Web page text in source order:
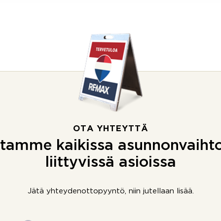
OTA YHTEYTTÄ
kaikissa
liittyvissä asioissa
Jätä yhteydenottopyyntö, niin jutellaan lisää.